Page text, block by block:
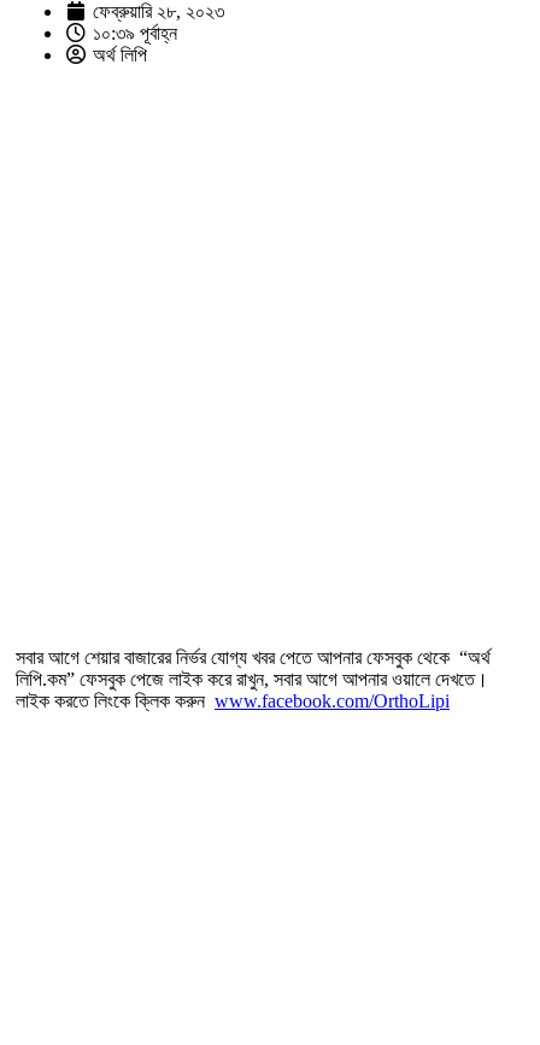
ফেব্রুয়ারি ২৮, ২০২৩
১০:৩৯ পূর্বাহ্ন
অর্থ লিপি
সবার আগে শেয়ার বাজারের নির্ভর যোগ্য খবর পেতে আপনার ফেসবুক থেকে “অর্থ
লিপি.কম” ফেসবুক পেজে লাইক করে রাখুন, সবার আগে আপনার ওয়ালে দেখতে।
লাইক করতে লিংকে ক্লিক করুন www.facebook.com/OrthoLipi